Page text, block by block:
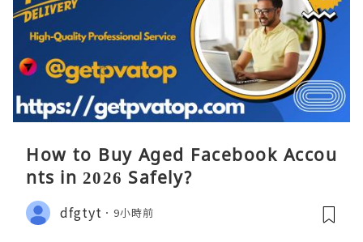
How to Buy Aged Facebook Accou
nts in 2026 Safely?
dfgtyt 9小時前